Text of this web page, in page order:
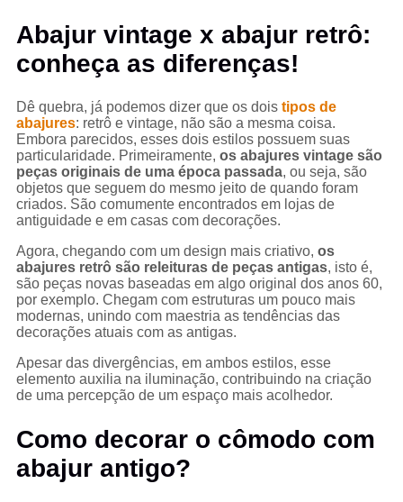
Abajur vintage x abajur retrô:
conheça as diferenças!
Dê quebra, já podemos dizer que os dois tipos de
abajures: retrô e vintage, não são a mesma coisa.
Embora parecidos, esses dois estilos possuem suas
particularidade. Primeiramente, os abajures vintage são
peças originais de uma época passada, ou seja, são
objetos que seguem do mesmo jeito de quando foram
criados. São comumente encontrados em lojas de
antiguidade e em casas com decorações.
Agora, chegando com um design mais criativo, os
abajures retrô são releituras de peças antigas, isto é,
são peças novas baseadas em algo original dos anos 60,
por exemplo. Chegam com estruturas um pouco mais
modernas, unindo com maestria as tendências das
decorações atuais com as antigas.
Apesar das divergências, em ambos estilos, esse
elemento auxilia na iluminação, contribuindo na criação
de uma percepção de um espaço mais acolhedor.
Como decorar o cômodo com
abajur antigo?